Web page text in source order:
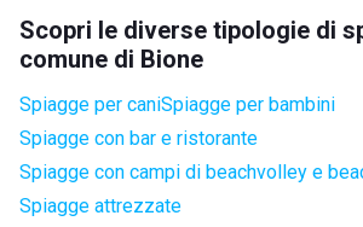
Scopri le diverse tipologie di
comune di Bione
Spiagge per caniSpiagge per bambini
Spiagge con bar e ristorante
Spiagge con campi di beachvolley e
Spiagge attrezzate